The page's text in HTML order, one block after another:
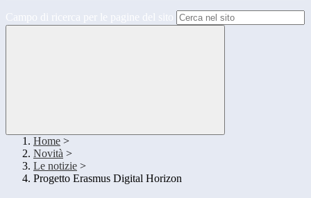
Campo di ricerca per le pagine del sito
Home >
Novità >
Le notizie >
Progetto Erasmus Digital Horizon